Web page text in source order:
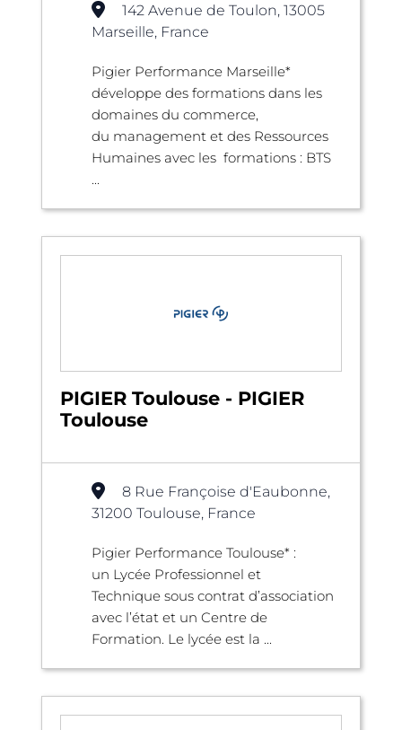
142 Avenue de Toulon, 13005
Marseille, France
Pigier Performance Marseille*
développe des formations dans les
domaines du commerce,
du management et des Ressources
Humaines avec les formations : BTS
...
PIGIER Toulouse - PIGIER
Toulouse
8 Rue Françoise d'Eaubonne,
31200 Toulouse, France
Pigier Performance Toulouse* :
un Lycée Professionnel et
Technique sous contrat d’association
avec l’état et un Centre de
Formation. Le lycée est la ...